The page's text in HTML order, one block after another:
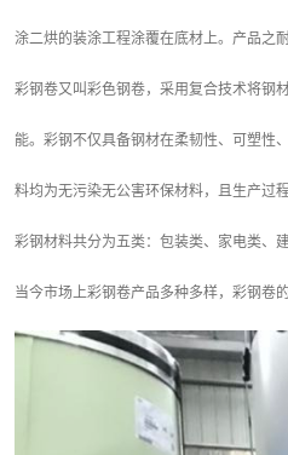
涂二烘的装涂工程涂覆在底材上。产品之
彩钢卷又叫彩色钢卷，采用复合技术将钢
能。彩钢不仅具备钢材在柔韧性、可塑性
料均为无污染无公害环保材料，且生产过
彩钢材料共分为五类：包装类、家电类、
当今市场上彩钢卷产品多种多样，彩钢卷